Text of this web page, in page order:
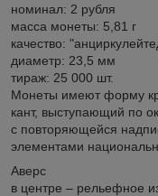
номинал: 2 рубля
масса монеты: 5,81 г
качество:
диаметр: 23,5 мм
тираж: 25 000 шт.
Монеты имеют форму
кант, выступающий по
с повторяющейся
элементами
Аверс
в центре – рельефное